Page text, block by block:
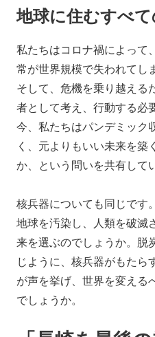
地球に住むすべて
私たちはコロナ禍によって
常が世界規模で失われてし
そして、危機を乗り越える
者として考え、行動する必
今、私たちはパンデミック
く、元よりもいい未来を築
か、という問いを共有して
核兵器についても同じです
地球を汚染し、人類を破滅
来を選ぶのでしょうか。脱
じように、核兵器がもたら
が声を挙げ、世界を変える
でしょうか。